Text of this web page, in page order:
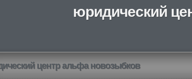
юридический
центр альфа новозыбков